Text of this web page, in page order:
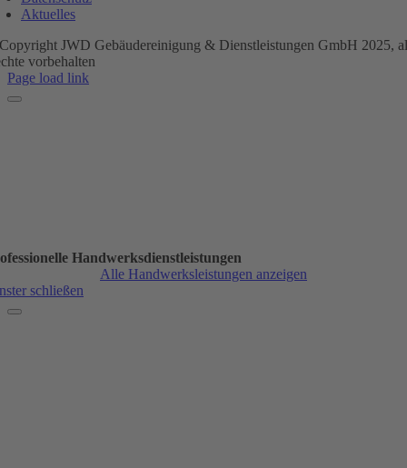
Aktuelles
JWD Gebäudereinigung & Dienstleistungen GmbH 2025,
vorbehalten
Page load link
Handwerksdienstleistungen
Alle Handwerksleistungen anzeigen
schließen